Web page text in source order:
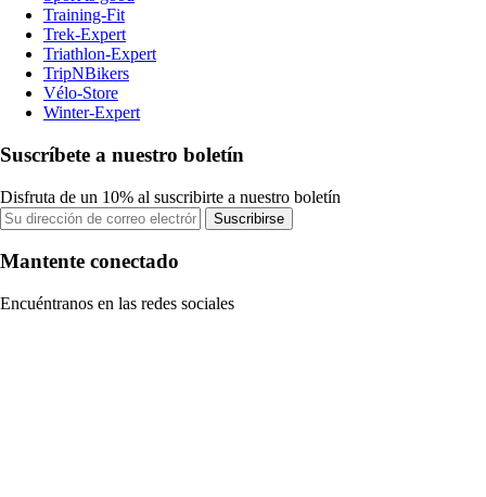
Training-Fit
Trek-Expert
Triathlon-Expert
TripNBikers
Vélo-Store
Winter-Expert
Suscríbete a nuestro boletín
Disfruta de un 10% al suscribirte a nuestro boletín
Suscribirse
Mantente conectado
Encuéntranos en las redes sociales